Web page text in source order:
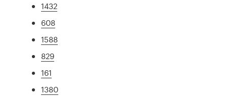
1432
608
1588
829
161
1380